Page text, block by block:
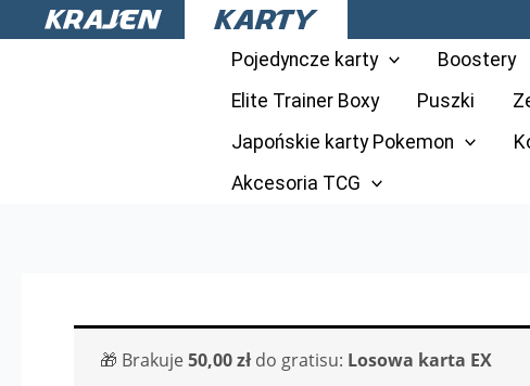
Przejdź
do
Pojedyncze karty Boostery
Elite Trainer Boxy
Puszki
Japońskie karty Pokemon
Akcesoria TCG
🎁 Brakuje 50,00zł do gratisu: Losowa karta EX